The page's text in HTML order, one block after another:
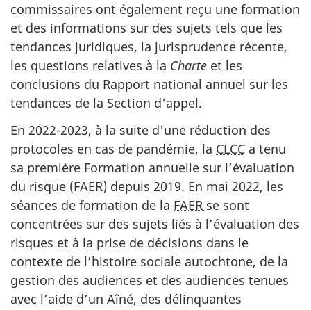
commissaires ont également reçu une formation
et des informations sur des sujets tels que les
tendances juridiques, la jurisprudence récente,
les questions relatives à la Charte et les
conclusions du Rapport national annuel sur les
tendances de la Section d'appel.
En 2022-2023, à la suite d'une réduction des
protocoles en cas de pandémie, la CLCC a tenu
sa première Formation annuelle sur l’évaluation
du risque (FAER) depuis 2019. En mai 2022, les
séances de formation de la FAER se sont
concentrées sur des sujets liés à l’évaluation des
risques et à la prise de décisions dans le
contexte de l’histoire sociale autochtone, de la
gestion des audiences et des audiences tenues
avec l’aide d’un Aîné, des délinquantes